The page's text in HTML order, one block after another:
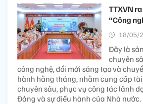
TTXVN
“Công
18/05/
Đây là
chuyên
công nghệ, đổi mới sáng tạo và
hành hằng tháng, nhằm cung cấp
chuyên sâu, phục vụ công tác lãnh
Đảng và sự điều hành của Nhà nước.